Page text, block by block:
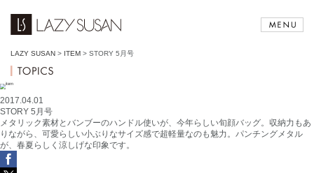
LAZY SUSAN > ITEM > STORY 5月号
2017.04.01
STORY 5月号
メタリック素材とバンブーのハンドル使いが、今年らしい旬顔バッグ。収納力もあ
りながら、可愛らしい小ぶりなサイズ感で超軽量なのも魅力。パンチングメタル
が、春夏らしく涼しげな印象です。